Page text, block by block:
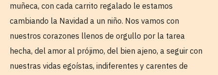
muñeca, con cada carrito regalado le estamos
cambiando la Navidad a un niño. Nos vamos con
nuestros corazones llenos de orgullo por la tarea
hecha, del amor al prójimo, del bien ajeno, a seguir con
nuestras vidas egoístas, indiferentes y carentes de